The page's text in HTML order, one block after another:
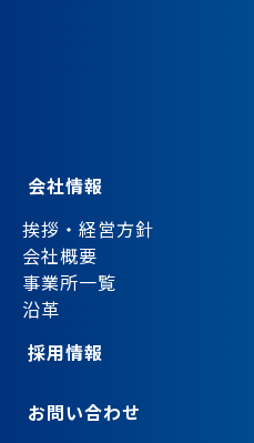
会社情報
挨拶・経営方針
会社概要
事業所一覧
沿革
採用情報
お問い合わせ